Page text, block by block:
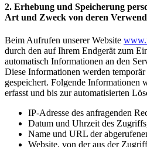
2. Erhebung und Speicherung
Art und Zweck von deren
Beim Aufrufen unserer Website
durch den auf Ihrem Endgerät zum
automatisch Informationen an den
Diese Informationen werden
gespeichert. Folgende Informationen
erfasst und bis zur automatisierten
IP-Adresse des anfragenden
Datum und Uhrzeit des
Name und URL der
Website, von der aus der